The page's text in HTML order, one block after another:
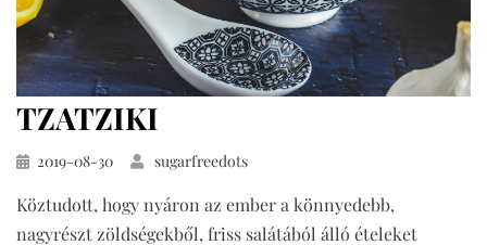
TZATZIKI
Közzétéve
2019-08-30 sugarfreedots
Köztudott, hogy nyáron az ember a könnyedebb,
nagyrészt zöldségekből, friss salátából álló ételeket